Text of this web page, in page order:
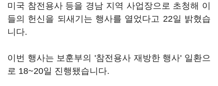
미국 참전용사 등을 경남 지역 사업장으로 초청해 이
들의 헌신을 되새기는 행사를 열었다고 22일 밝혔습
니다.
이번 행사는 보훈부의 '참전용사 재방한 행사' 일환으
로 18~20일 진행됐습니다.